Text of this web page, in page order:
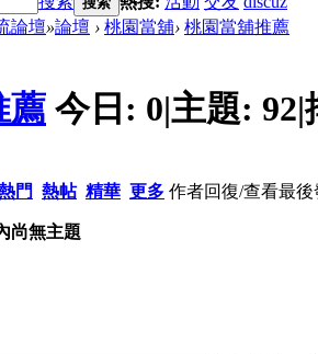
論壇»論壇 › 桃園當舖› 桃園當舖推薦
薦 今日: 0|主題: 92|
門 熱帖 精華 更多 作者回復/查看最後
尚無主題